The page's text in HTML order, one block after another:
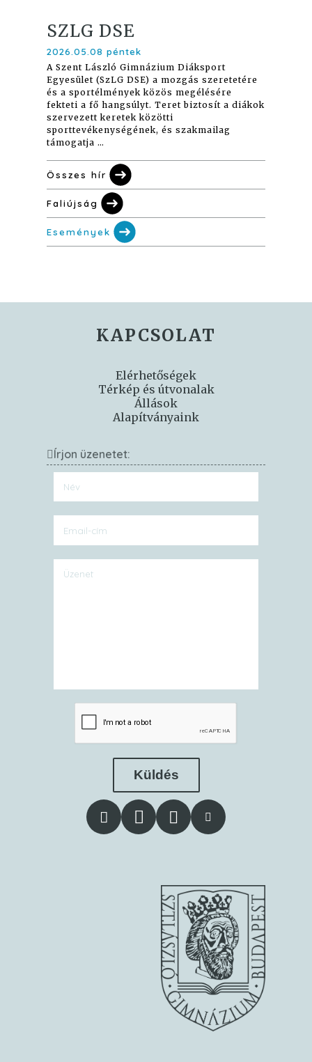
SZLG DSE
2026.05.08 péntek
A Szent László Gimnázium Diáksport
Egyesület (SzLG DSE) a mozgás szeretetére
és a sportélmények közös megélésére
fekteti a fő hangsúlyt. Teret biztosít a diákok
szervezett keretek közötti
sporttevékenységének, és szakmailag
támogatja …
Összes hír
Faliújság
Események
KAPCSOLAT
Elérhetőségek
Térkép és útvonalak
Állások
Alapítványaink
Írjon üzenetet:
Küldés